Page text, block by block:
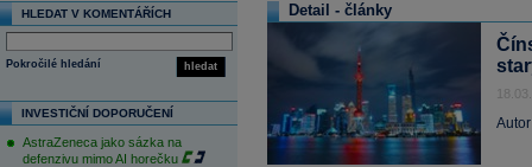
HLEDAT V KOMENTÁŘÍCH
hledat
Pokročilé hledání
INVESTIČNÍ DOPORUČENÍ
AstraZeneca jako sázka na
defenzivu mimo AI horečku
Detail - články